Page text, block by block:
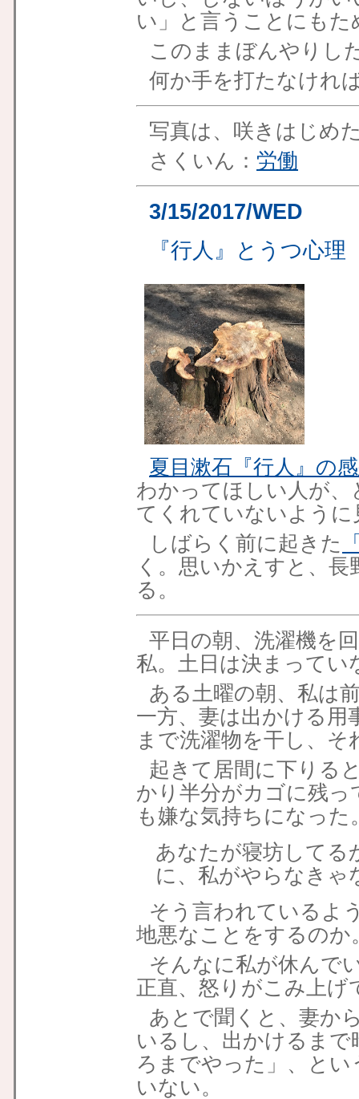
い」と言うことにも
このままぼんやりし
何か手を打たなけれ
写真は、咲きはじめ
さくいん： 労働
3/15/2017/WED
『行人』とうつ心理
夏目漱石『行人』の
わかってほしい人が
てくれていないよう
しばらく前に起きた
く。思いかえすと、
る。
平日の朝、洗濯機を
私。土日は決まってい
ある土曜の朝、私は
一方、妻は出かける用
まで洗濯物を干し、
起きて居間に下りる
かり半分がカゴに残
も嫌な気持ちになった
あなたが寝坊してる
に、私がやらなきゃ
そう言われているよ
地悪なことをするのか
そんなに私が休んで
正直、怒りがこみ上げ
あとで聞くと、妻か
いるし、出かけるま
ろまでやった」、と
いない。